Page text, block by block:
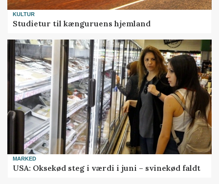
KULTUR
Studietur til kænguruens hjemland
MARKED
USA: Oksekød steg i værdi i juni – svinekød faldt